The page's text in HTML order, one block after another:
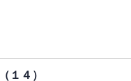
１４）